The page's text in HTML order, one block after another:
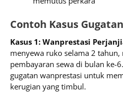
Contoh Kasus
Kasus 1: Wanprestasi
menyewa ruko selama 2
pembayaran sewa di bulan ke-
gugatan wanprestasi untuk
kerugian yang timbul.